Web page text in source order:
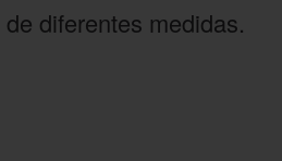
de diferentes medidas.